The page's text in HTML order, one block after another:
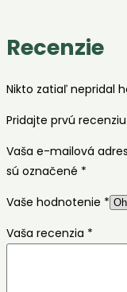
Recenzie
Nikto zatiaľ nepridal
Pridajte prvú recenziu
Vaša e-mailová
sú označené *
Vaše hodnotenie *
Vaša recenzia *